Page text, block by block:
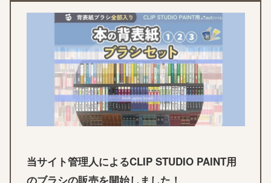
当サイト管理人によるCLIP STUDIO PAINT用
のブラシの販売を開始しました！